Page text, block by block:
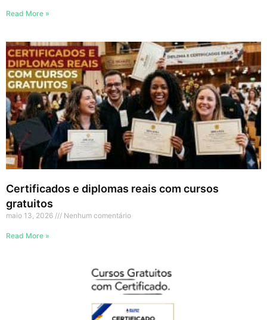
Read More »
Certificados e diplomas reais com cursos
gratuitos
maio 13, 2026 Nenhum comentário
Read More »